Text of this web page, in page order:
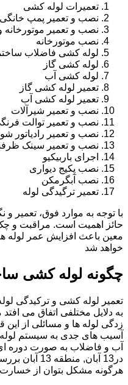
تعمیرات لوله کشی
نصب و تعمیر پمپ خانگی
نصب و تعمیر موتورخانه
نصب موتورخانه
لوله کشی فاضلاب
لوله کشی گاز
لوله کشی آب
تعمیر لوله کشی گاز
تعمیر لوله کشی آب
نصب و تعمیر شیرآلات
نصب و تعمیر توالت
نصب و تعمیر رادیاتور
نصب و تعمیر سینک
اجرای باربیکیو
نصب پکیج دیواری
نصب آبگرمکن
تعمیر ترگیدگی لوله
با توجه به موارد فوق، تعمیر
حائز اهمیت است. مراقبت و
معین باعث افزایش عمر لوله
خواهد شد
چگونه لوله کشی
تعمیر لوله کشی و ترکیدگی
به دلایل مختلفی اتفاق می
زدگی لوله ها و مسائلی از این
آسیب های جدی به سیستم
آب و فاضلاب به صورت دوره
در13 آبان,
هرگونه مشکل بتوان از